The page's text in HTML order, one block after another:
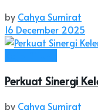
by Cahya Sumirat
16 December 2025
Perkuat Sinergi
by Cahya Sumirat